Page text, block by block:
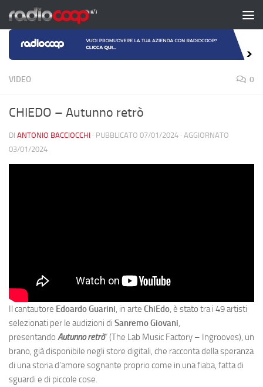
Salta al contenuto
VIDEO 0
CHIEDO – Autunno retrò
DI ANTONIO BACCIOCCHI · PUBBLICATO 07/01/2024 · AGGIORNATO
03/01/2024
Il cantautore Edoardo Guarini, in arte ChiEdo, è stato tra i 49 artisti
selezionati per le audizioni di Sanremo Giovani,
presentando Autunno retrò” (The Lab Music Factory – Ingrooves), un
brano, già disponibile negli store digitali, che racconta della speranza
di una storia d’amore sognante proprio come in una fiaba, fatta di
sguardi e di piccole cose.